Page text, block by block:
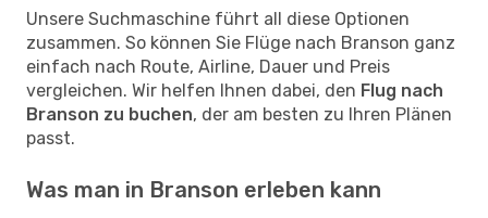
Unsere Suchmaschine führt all diese Optionen
zusammen. So können Sie Flüge nach Branson ganz
einfach nach Route, Airline, Dauer und Preis
vergleichen. Wir helfen Ihnen dabei, den Flug nach
Branson zu buchen, der am besten zu Ihren Plänen
passt.
Was man in Branson erleben kann